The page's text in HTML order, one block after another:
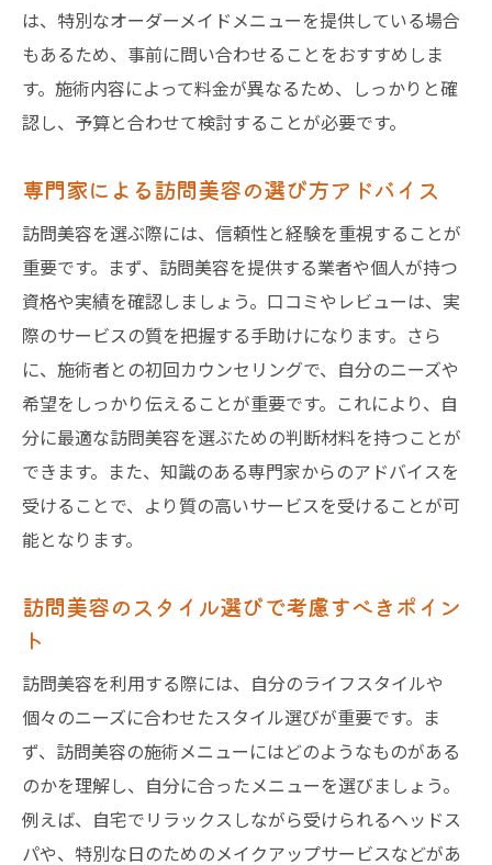
は、特別なオーダーメイドメニューを提供している場合
もあるため、事前に問い合わせることをおすすめしま
す。施術内容によって料金が異なるため、しっかりと確
認し、予算と合わせて検討することが必要です。
専門家による訪問美容の選び方アドバイス
訪問美容を選ぶ際には、信頼性と経験を重視することが
重要です。まず、訪問美容を提供する業者や個人が持つ
資格や実績を確認しましょう。口コミやレビューは、実
際のサービスの質を把握する手助けになります。さら
に、施術者との初回カウンセリングで、自分のニーズや
希望をしっかり伝えることが重要です。これにより、自
分に最適な訪問美容を選ぶための判断材料を持つことが
できます。また、知識のある専門家からのアドバイスを
受けることで、より質の高いサービスを受けることが可
能となります。
訪問美容のスタイル選びで考慮すべきポイン
ト
訪問美容を利用する際には、自分のライフスタイルや
個々のニーズに合わせたスタイル選びが重要です。ま
ず、訪問美容の施術メニューにはどのようなものがある
のかを理解し、自分に合ったメニューを選びましょう。
例えば、自宅でリラックスしながら受けられるヘッドス
パや、特別な日のためのメイクアップサービスなどがあ